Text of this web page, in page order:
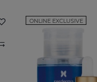
ONLINE EXCLUSIVE